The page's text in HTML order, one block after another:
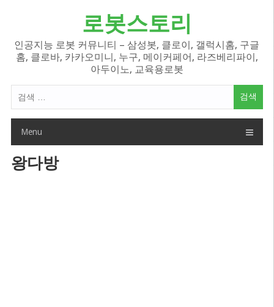
로봇스토리
인공지능 로봇 커뮤니티 – 삼성봇, 클로이, 갤럭시홈, 구글
홈, 클로바, 카카오미니, 누구, 메이커페어, 라즈베리파이,
아두이노, 교육용로봇
색
Menu
왕다방